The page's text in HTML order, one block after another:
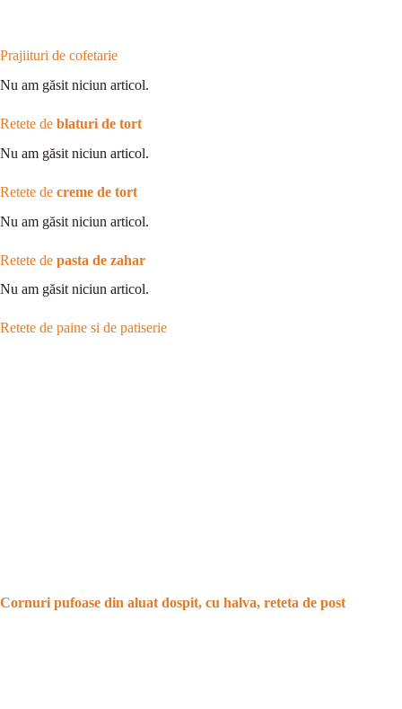
Prajiituri de cofetarie
Nu am găsit niciun articol.
Retete de blaturi de tort
Nu am găsit niciun articol.
Retete de creme de tort
Nu am găsit niciun articol.
Retete de pasta de zahar
Nu am găsit niciun articol.
Retete de paine si de patiserie
Cornuri pufoase din aluat dospit, cu halva, reteta de post